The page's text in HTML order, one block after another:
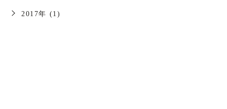
2017年 (1)